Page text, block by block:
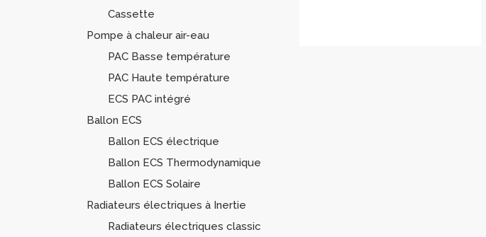
Cassette
Pompe à chaleur air-eau
PAC Basse température
PAC Haute température
ECS PAC intégré
Ballon ECS
Ballon ECS électrique
Ballon ECS Thermodynamique
Ballon ECS Solaire
Radiateurs électriques à Inertie
Radiateurs électriques classic